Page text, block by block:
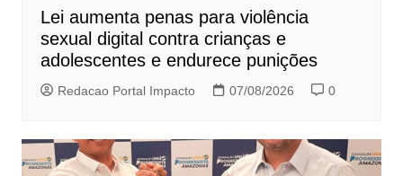
Lei aumenta penas para violência
sexual digital contra crianças e
adolescentes e endurece punições
Redacao Portal Impacto 07/08/2026 0